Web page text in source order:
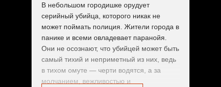
В небольшом городишке орудует
серийный убийца, которого никак не
может поймать полиция. Жители города в
панике и всеми овладевает паранойя.
Они не осознают, что убийцей может быть
самый тихий и неприметный из них, ведь
в тихом омуте — черти водятся, а за
молчанием, вежливостью и